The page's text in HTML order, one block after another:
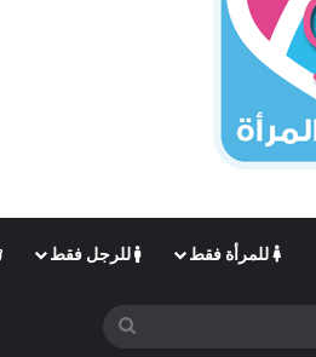
للمرأة فقط للرجل فقط
بحث